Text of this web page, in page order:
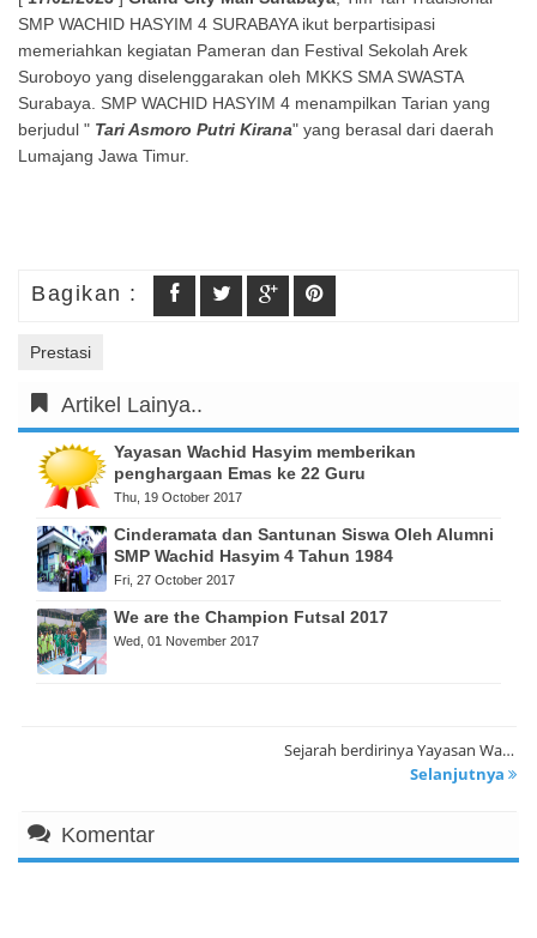
SMP WACHID HASYIM 4 SURABAYA ikut berpartisipasi
memeriahkan kegiatan Pameran dan Festival Sekolah Arek
Suroboyo yang diselenggarakan oleh MKKS SMA SWASTA
Surabaya. SMP WACHID HASYIM 4 menampilkan Tarian yang
berjudul " Tari Asmoro Putri Kirana" yang berasal dari daerah
Lumajang Jawa Timur.
Bagikan :
Prestasi
Artikel Lainya..
Yayasan Wachid Hasyim memberikan
penghargaan Emas ke 22 Guru
Thu, 19 October 2017
Cinderamata dan Santunan Siswa Oleh Alumni
SMP Wachid Hasyim 4 Tahun 1984
Fri, 27 October 2017
We are the Champion Futsal 2017
Wed, 01 November 2017
Sejarah berdirinya Yayasan Wachid Hasyim Surabaya
Selanjutnya
Komentar